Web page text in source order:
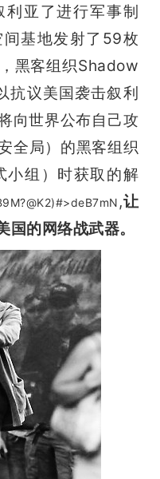
亚了进行军事制
基地发射了59枚
黑客组织Shadow
抗议美国袭击叙利
向世界公布自己攻
全局）的黑客组织
小组）时获取的解
,让
的网络战武器。